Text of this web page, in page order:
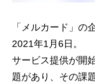
「メルカード」の
2021年1月6日。
サービス提供が開
題があり、その課